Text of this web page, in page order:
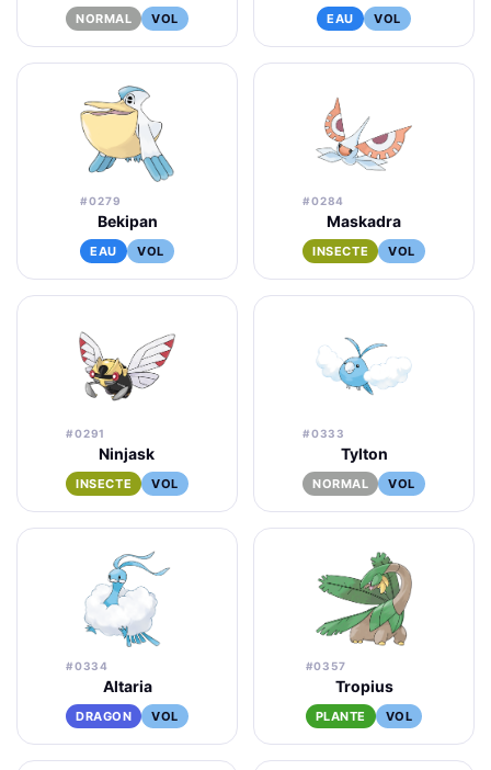
NORMAL VOL EAU VOL
#0279
Bekipan
EAU VOL
#0284
Maskadra
INSECTE VOL
#0291
Ninjask
INSECTE VOL
#0333
Tylton
NORMAL VOL
#0334
Altaria
DRAGON VOL
#0357
Tropius
PLANTE VOL